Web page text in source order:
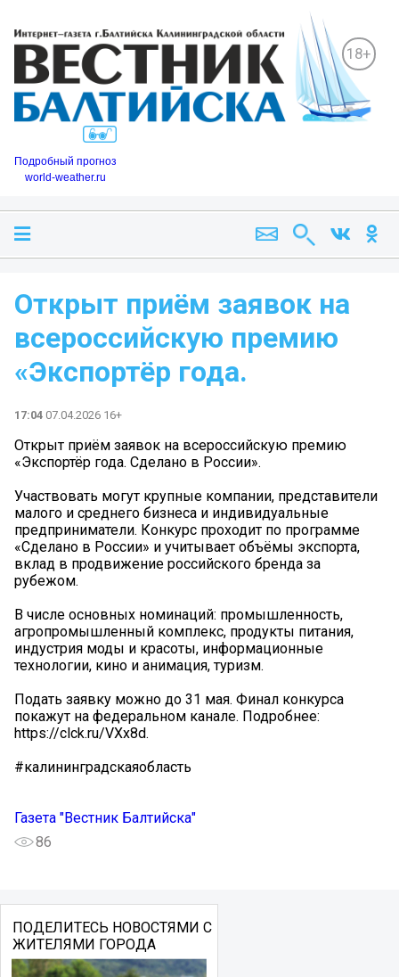
18+
Подробный прогноз
world-weather.ru
Открыт приём заявок на
всероссийскую премию
«Экспортёр года.
17:04 07.04.2026 16+
Открыт приём заявок на всероссийскую премию
«Экспортёр года. Сделано в России».
Участвовать могут крупные компании, представители
малого и среднего бизнеса и индивидуальные
предприниматели. Конкурс проходит по программе
«Сделано в России» и учитывает объёмы экспорта,
вклад в продвижение российского бренда за
рубежом.
В числе основных номинаций: промышленность,
агропромышленный комплекс, продукты питания,
индустрия моды и красоты, информационные
технологии, кино и анимация, туризм.
Подать заявку можно до 31 мая. Финал конкурса
покажут на федеральном канале. Подробнее:
https://clck.ru/VXx8d.
#калининградскаяобласть
Газета "Вестник Балтийска"
86
ПОДЕЛИТЕСЬ НОВОСТЯМИ С
ЖИТЕЛЯМИ ГОРОДА